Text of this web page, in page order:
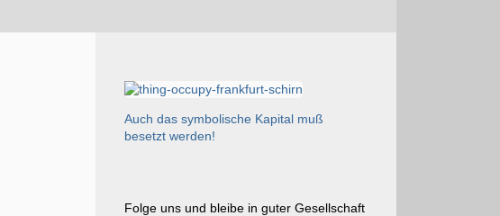
Auch das symbolische Kapital muß
besetzt werden!
Folge uns und bleibe in guter Gesellschaft